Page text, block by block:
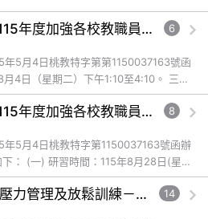
幸福國小辦理「桃園市115年度加強各校教職員及家長特教知能研習」，鼓勵教師、家長及教師助理員踴躍報名參加 6
年5月4日桃教特字第第1150037163號函
4日（星期二）下午1:10至4:10。 三、
研習地點：本校4樓禮堂。 四、 研... 觀看完整文章
中正國小辦理「桃園市115年度加強各校教職員及家長特教知能研習」，鼓勵教師、特教助理員、家長踴躍報名參加 8
年5月4日桃教特字第1150037163號函辦
： (一) 研習時間：115年8月28日(星期
五)下午1時至4時。 (二) 研習地點... 觀看完整文章
中原大學辦理「ERB03壓力管理及放鬆訓練－芳香療法於自我照護與自我覺察之應用」研習 14